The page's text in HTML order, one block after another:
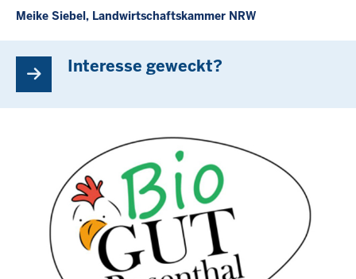
Meike Siebel, Landwirtschaftskammer NRW
Interesse geweckt?